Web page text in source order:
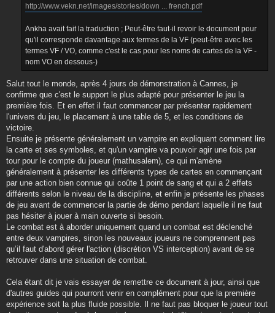
http://www.vekn.net/images/stories/down ... french.pdf
Ankha avait fait la traduction ; Peut-être faut-il revoir le document pour
qu'il corresponde davantage aux termes de la VF (peut-être avec les
termes VF / VO, comme c'est le cas pour les noms de cartes de la VF -
nom VO en dessous-)
Salut tout le monde, après 4 jours de démonstration à Cannes, je
confirme que c'est le support le plus adapté pour présenter le jeu la
première fois. Et en effet il faut commencer par présenter rapidement
l'univers du jeu, le placement à une table de 5, et les conditions de
victoire.
Ensuite je présente généralement un vampire en expliquant comment lire
la carte et ses symboles, et qu'un vampire va pouvoir agir une fois par
tour pour le compte du joueur (mathusalem), ce qui m'amène
généralement à présenter les différents types de cartes en commençant
par une action bien connue qui coûte 1 point de sang et qui a 2 effets
différents selon le niveau de la discipline, et enfin je présente les phases
de jeu avant de commencer la partie de démo pendant laquelle il ne faut
pas hésiter à jouer à main ouverte si besoin.
Le combat est à aborder uniquement quand un combat est déclenché
entre deux vampires, sinon les nouveaux joueurs ne comprennent pas
qu’il faut d'abord gérer l'action (discrétion VS interception) avant de se
retrouver dans une situation de combat.
Cela étant dit je vais essayer de remettre ce document à jour, ainsi que
d'autres guides qui pourront venir en complément pour que la première
expérience soit la plus fluide possible. Il ne faut pas bloquer le joueur tout